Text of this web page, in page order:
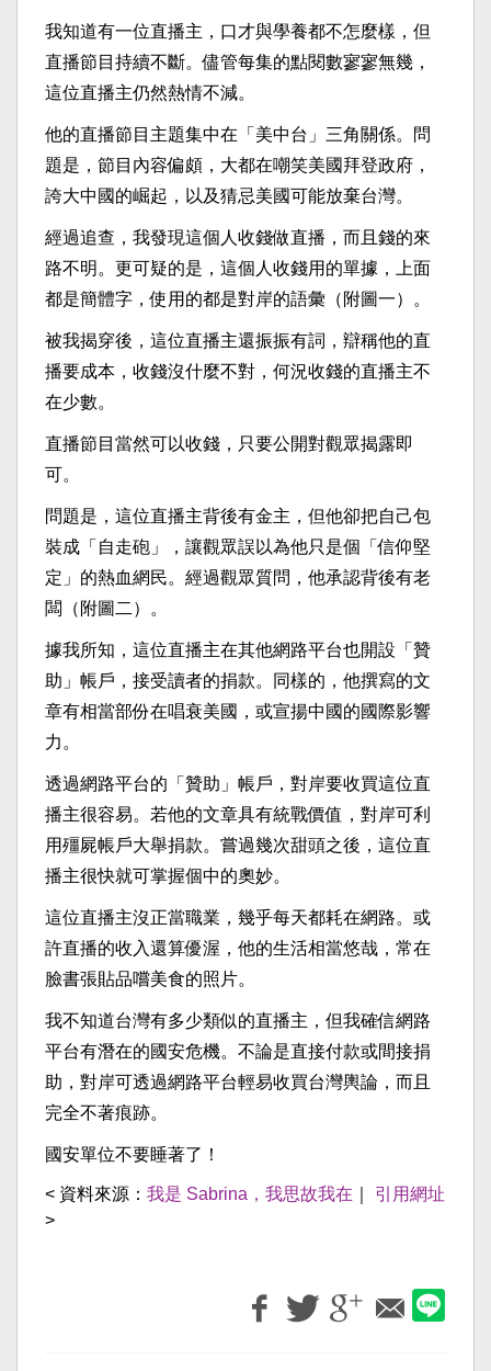
我知道有一位直播主，口才與學養都不怎麼樣，但
直播節目持續不斷。儘管每集的點閱數寥寥無幾，
這位直播主仍然熱情不減。
他的直播節目主題集中在「美中台」三角關係。問
題是，節目內容偏頗，大都在嘲笑美國拜登政府，
誇大中國的崛起，以及猜忌美國可能放棄台灣。
經過追查，我發現這個人收錢做直播，而且錢的來
路不明。更可疑的是，這個人收錢用的單據，上面
都是簡體字，使用的都是對岸的語彙（附圖一）。
被我揭穿後，這位直播主還振振有詞，辯稱他的直
播要成本，收錢沒什麼不對，何況收錢的直播主不
在少數。
直播節目當然可以收錢，只要公開對觀眾揭露即
可。
問題是，這位直播主背後有金主，但他卻把自己包
裝成「自走砲」，讓觀眾誤以為他只是個「信仰堅
定」的熱血網民。經過觀眾質問，他承認背後有老
闆（附圖二）。
據我所知，這位直播主在其他網路平台也開設「贊
助」帳戶，接受讀者的捐款。同樣的，他撰寫的文
章有相當部份在唱衰美國，或宣揚中國的國際影響
力。
透過網路平台的「贊助」帳戶，對岸要收買這位直
播主很容易。若他的文章具有統戰價值，對岸可利
用殭屍帳戶大舉捐款。嘗過幾次甜頭之後，這位直
播主很快就可掌握個中的奧妙。
這位直播主沒正當職業，幾乎每天都耗在網路。或
許直播的收入還算優渥，他的生活相當悠哉，常在
臉書張貼品嚐美食的照片。
我不知道台灣有多少類似的直播主，但我確信網路
平台有潛在的國安危機。不論是直接付款或間接捐
助，對岸可透過網路平台輕易收買台灣輿論，而且
完全不著痕跡。
國安單位不要睡著了！
< 資料來源： 我是 Sabrina，我思故我在
引用網址
>